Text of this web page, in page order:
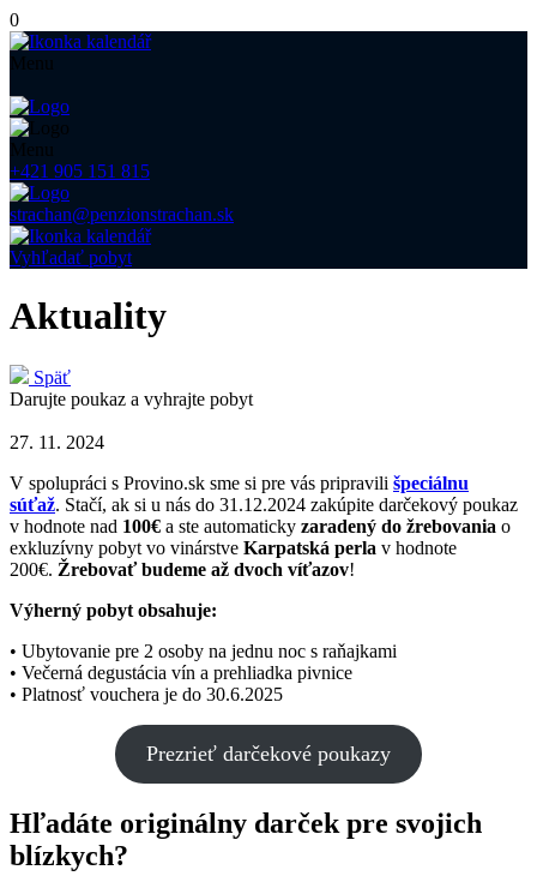
0
Menu
Menu
+421 905 151 815
strachan@penzionstrachan.sk
Vyhľadať pobyt
Aktuality
Späť
Darujte poukaz a vyhrajte pobyt
27. 11. 2024
V spolupráci s Provino.sk sme si pre vás pripravili špeciálnu
súťaž. Stačí, ak si u nás do 31.12.2024 zakúpite darčekový poukaz
v hodnote nad 100€ a ste automaticky zaradený do žrebovania o
exkluzívny pobyt vo vinárstve Karpatská perla v hodnote
200€. Žrebovať budeme až dvoch víťazov!
Výherný pobyt obsahuje:
• Ubytovanie pre 2 osoby na jednu noc s raňajkami
• Večerná degustácia vín a prehliadka pivnice
• Platnosť vouchera je do 30.6.2025
Prezrieť darčekové poukazy
Hľadáte originálny darček pre svojich
blízkych?